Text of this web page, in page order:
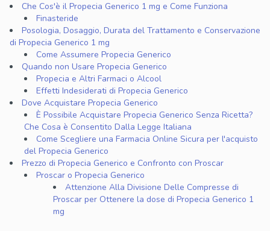
Che Cos'è il Propecia Generico 1 mg e Come Funziona
Finasteride
Posologia, Dosaggio, Durata del Trattamento e Conservazione
di Propecia Generico 1 mg
Come Assumere Propecia Generico
Quando non Usare Propecia Generico
Propecia e Altri Farmaci o Alcool
Effetti Indesiderati di Propecia Generico
Dove Acquistare Propecia Generico
È Possibile Acquistare Propecia Generico Senza Ricetta?
Che Cosa è Consentito Dalla Legge Italiana
Come Scegliere una Farmacia Online Sicura per l'acquisto
del Propecia Generico
Prezzo di Propecia Generico e Confronto con Proscar
Proscar o Propecia Generico
Attenzione Alla Divisione Delle Compresse di
Proscar per Ottenere la dose di Propecia Generico 1
mg